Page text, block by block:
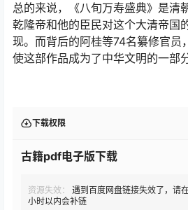
总的来说，《八旬万寿盛典》是清
乾隆帝和他的臣民对这个大清帝国
现。而背后的阿桂等74名纂修官员
使这部作品成为了中华文明的一部分
下载权限
古籍pdf电子版下载
资源失效：
遇到百度网盘链接失效了，请
小时以内会补链